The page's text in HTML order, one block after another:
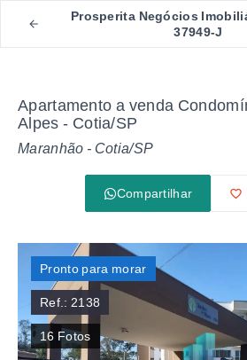
Prosperita Negócios
37949-J
Apartamento a venda
Alpes - Cotia/SP
Maranhão - Cotia/SP
Compartilhar
Pronto para morar
Ref.: 2138
16 Fotos